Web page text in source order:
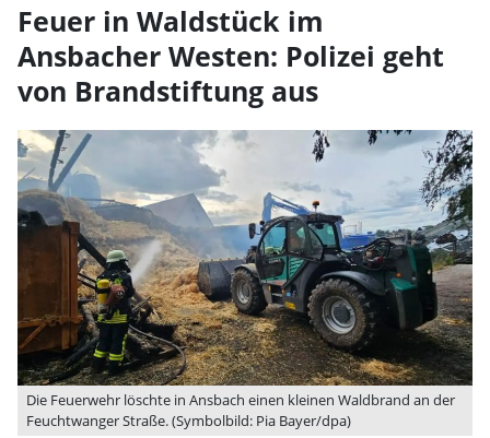
Feuer in Waldstück im
Ansbacher Westen: Polizei geht
von Brandstiftung aus
Die Feuerwehr löschte in Ansbach einen kleinen Waldbrand an der
Feuchtwanger Straße. (Symbolbild: Pia Bayer/dpa)